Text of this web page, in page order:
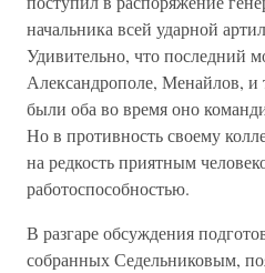
начальника всей ударной
Удивительно, что последний
Александрополе, Менайлов,
были оба во время оно
Но в противность своему
на редкость приятным
работоспособностью.
В разгаре обсуждения
собранных Седельниковым,